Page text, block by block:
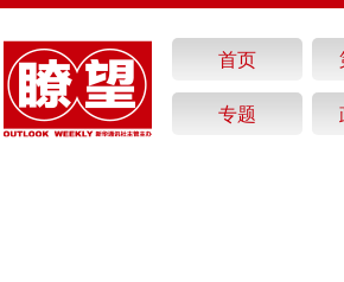
首页
专题